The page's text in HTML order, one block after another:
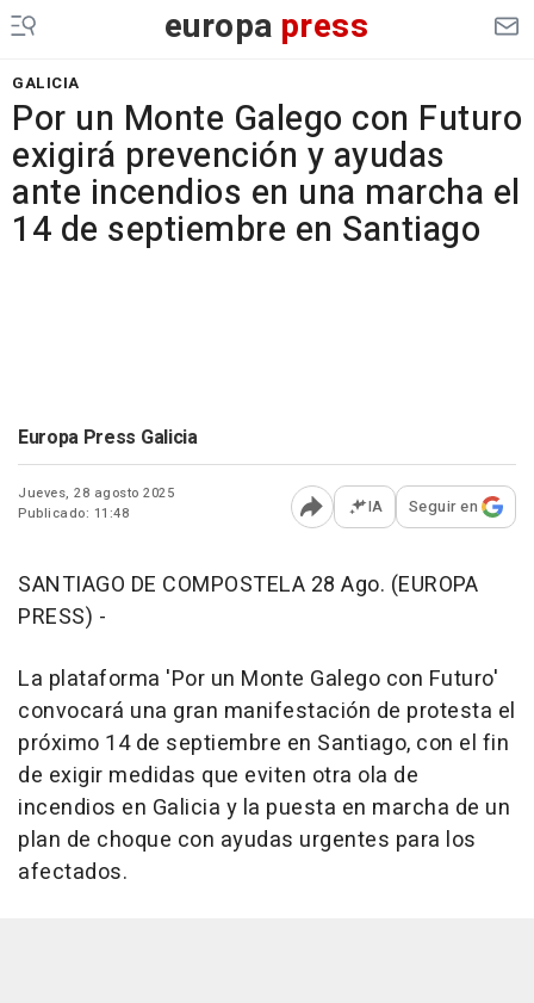
europa press
GALICIA
Por un Monte Galego con Futuro
exigirá prevención y ayudas
ante incendios en una marcha el
14 de septiembre en Santiago
Europa Press Galicia
Jueves, 28 agosto 2025
Publicado: 11:48
Abrir opciones para
IA Seguir en
SANTIAGO DE COMPOSTELA 28 Ago. (EUROPA
PRESS) -
La plataforma 'Por un Monte Galego con Futuro'
convocará una gran manifestación de protesta el
próximo 14 de septiembre en Santiago, con el fin
de exigir medidas que eviten otra ola de
incendios en Galicia y la puesta en marcha de un
plan de choque con ayudas urgentes para los
afectados.